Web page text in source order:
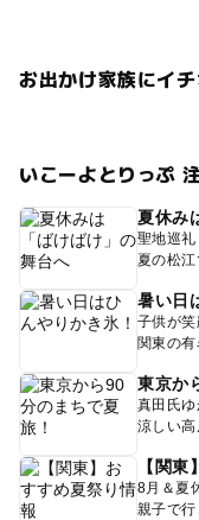
お出かけ家族にイ
いこーよとりっぷ
夏休み
聖地巡礼
夏の松
暑い日
子供が
関東の
東京か
真田氏
涼しい
【関
8月＆夏
親子で